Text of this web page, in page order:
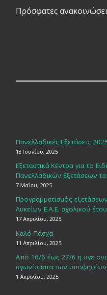
Πρόσφατες
Πανελλαδικές Εξετάσεις
18 Ιουνίου, 2025
Εξεταστικά Κέντρα για το
Πανελλαδικών Εξετάσεων
7 Μαΐου, 2025
Προγραμματισμός
Λυκείων Ε.Α.Ε. σχολικού
17 Απριλίου, 2025
Καλό Πάσχα
11 Απριλίου, 2025
Από 16/6 έως 27/6 η
αγωνίσματα των υποψηφίων
1 Απριλίου, 2025